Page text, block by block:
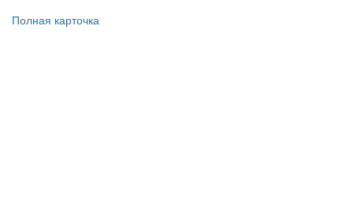
Полная карточка